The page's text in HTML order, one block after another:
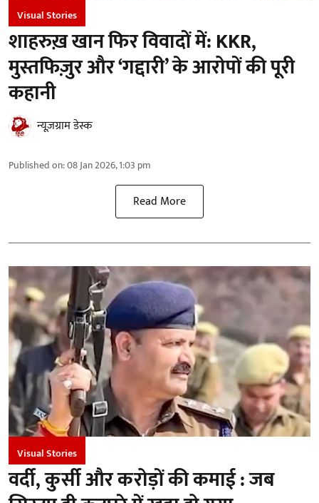
Visual Stories
शाहरुख़ खान फिर विवादों में: KKR,
मुस्तफिज़ुर और ‘गद्दारी’ के आरोपों की पूरी
कहानी
न्यूज़ग्राम डेस्क
Published on:08 Jan 2026, 1:03 pm
Read More
Visual Stories
वर्दी, कुर्सी और करोड़ों की कमाई : जब